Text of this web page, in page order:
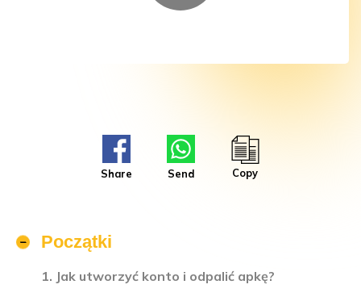
Początki
1. Jak utworzyć konto i odpalić apkę?
Share Send Copy